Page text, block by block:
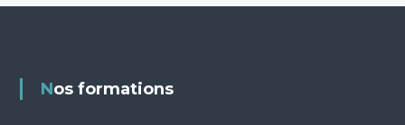
Nos formations